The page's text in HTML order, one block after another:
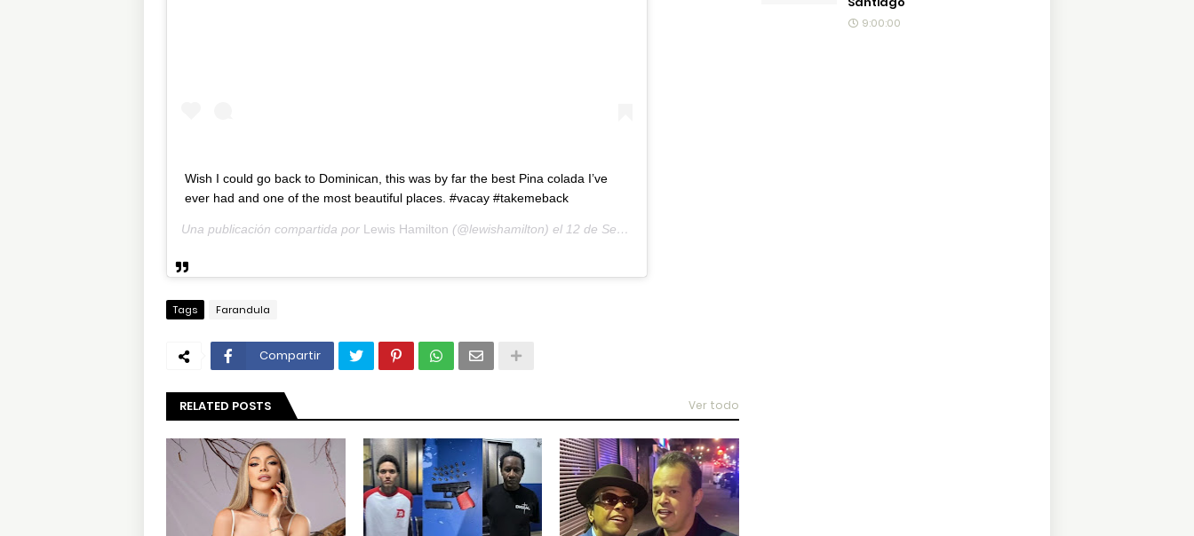
Wish I could go back to Dominican, this was by far the best Pina colada I’ve
ever had and one of the most beautiful places. #vacay #takemeback
Una publicación compartida por Lewis Hamilton (@lewishamilton) el 12 de Sep de 2019 a las 8:24 PDT
Tags Farandula
Compartir
RELATED POSTS Ver todo
9:00:00